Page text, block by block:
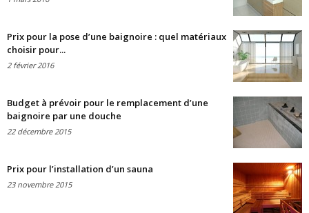
Prix pour la pose d’une baignoire : quel matériaux
choisir pour...
2 février 2016
Budget à prévoir pour le remplacement d’une
baignoire par une douche
22 décembre 2015
Prix pour l’installation d’un sauna
23 novembre 2015